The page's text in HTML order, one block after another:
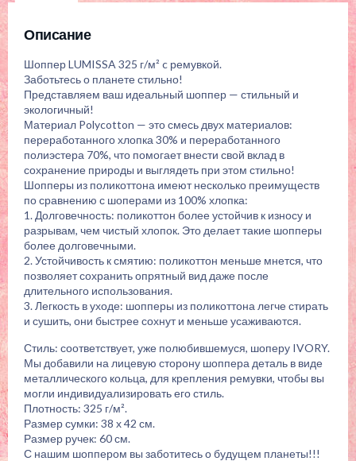
Описание
Шоппер LUMISSA 325 г/м² c ремувкой.
Заботьтесь о планете стильно!
Представляем ваш идеальный шоппер — стильный и
экологичный!
Материал Polycotton — это смесь двух материалов:
переработанного хлопка 30% и переработанного
полиэстера 70%, что помогает внести свой вклад в
сохранение природы и выглядеть при этом стильно!
Шопперы из поликоттона имеют несколько преимуществ
по сравнению с шоперами из 100% хлопка:
1. Долговечность: поликоттон более устойчив к износу и
разрывам, чем чистый хлопок. Это делает такие шопперы
более долговечными.
2. Устойчивость к смятию: поликоттон меньше мнется, что
позволяет сохранить опрятный вид даже после
длительного использования.
3. Легкость в уходе: шопперы из поликоттона легче стирать
и сушить, они быстрее сохнут и меньше усаживаются.
Стиль: соответствует, уже полюбившемуся, шоперу IVORY.
Мы добавили на лицевую сторону шоппера деталь в виде
металлического кольца, для крепления ремувки, чтобы вы
могли индивидуализировать его стиль.
Плотность: 325 г/м².
Размер сумки: 38 х 42 см.
Размер ручек: 60 см.
С нашим шоппером вы заботитесь о будущем планеты!!!